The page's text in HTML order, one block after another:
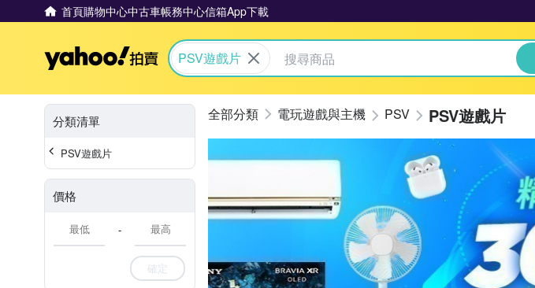
首頁購物中心中古車帳務中心信箱App下載
Yahoo拍賣
PSV遊戲片
分類清單
PSV遊戲片
價格
-
確定
電玩遊戲與主機 PSV PSV遊戲片